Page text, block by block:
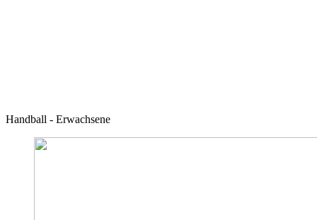
Handball - Erwachsene